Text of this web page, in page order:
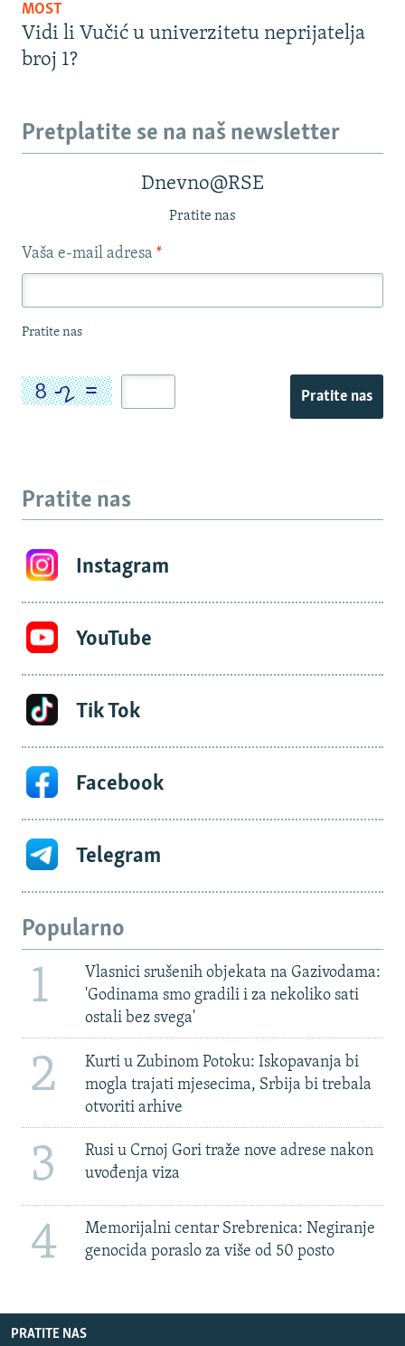
MOST
Vidi li Vučić u univerzitetu neprijatelja
broj 1?
Pretplatite se na naš newsletter
Dnevno@RSE
Pratite nas
Vaša e-mail adresa *
Pratite nas
Pratite nas
Pratite nas
Instagram
YouTube
Tik Tok
Facebook
Telegram
Popularno
1
Vlasnici srušenih objekata na Gazivodama:
'Godinama smo gradili i za nekoliko sati
ostali bez svega'
2
Kurti u Zubinom Potoku: Iskopavanja bi
mogla trajati mjesecima, Srbija bi trebala
otvoriti arhive
3
Rusi u Crnoj Gori traže nove adrese nakon
uvođenja viza
4
Memorijalni centar Srebrenica: Negiranje
genocida poraslo za više od 50 posto
PRATITE NAS